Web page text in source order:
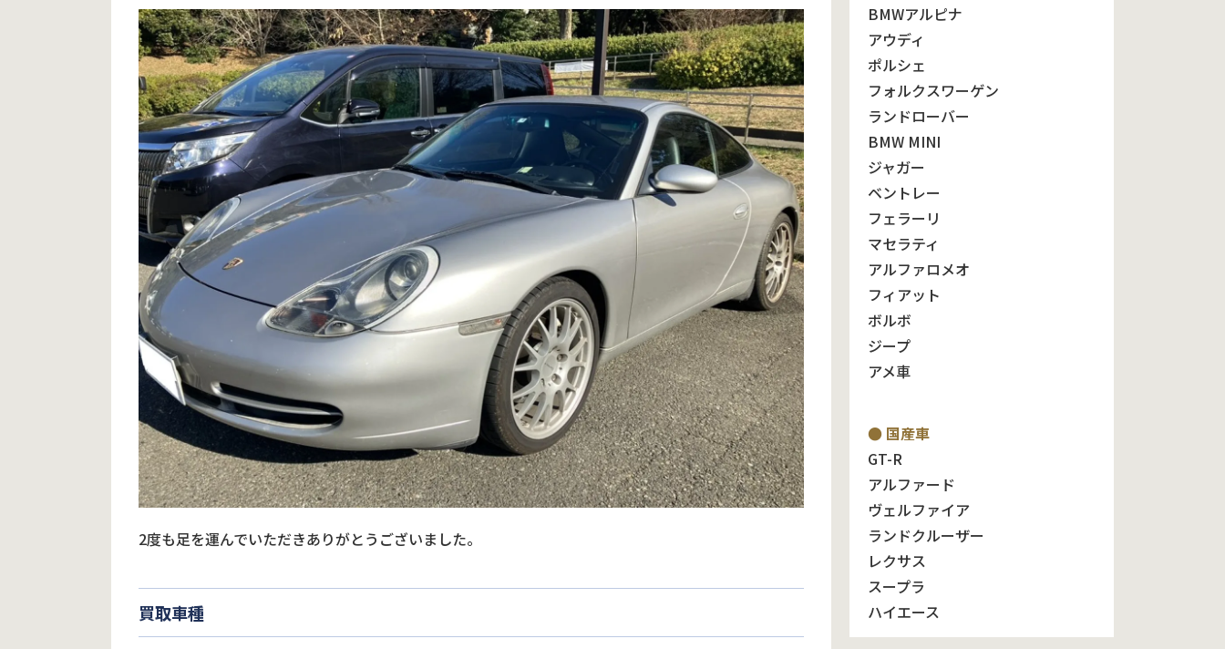
2度も足を運んでいただきありがとうございました。
買取車種
BMWアルピナ
アウディ
ポルシェ
フォルクスワーゲン
ランドローバー
BMW MINI
ジャガー
ベントレー
フェラーリ
マセラティ
アルファロメオ
フィアット
ボルボ
ジープ
アメ車
● 国産車
GT-R
アルファード
ヴェルファイア
ランドクルーザー
レクサス
スープラ
ハイエース